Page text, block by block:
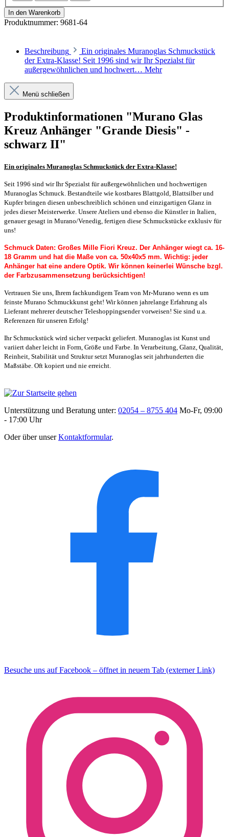
In den Warenkorb
Produktnummer: 9681-64
Beschreibung
Ein originales Muranoglas Schmuckstück
der Extra-Klasse! Seit 1996 sind wir Ihr Spezialst für
außergewöhnlichen und hochwert… Mehr
Menü schließen
Produktinformationen "Murano Glas
Kreuz Anhänger "Grande Diesis" -
schwarz II"
Ein originales Muranoglas Schmuckstück der Extra-Klasse!
Seit 1996 sind wir Ihr Spezialst für außergewöhnlichen und hochwertigen
Muranoglas Schmuck. Bestandteile wie kostbares Blattgold, Blattsilber und
Kupfer bringen diesen unbeschreiblich schönen und einzigartigen Glanz in
jedes dieser Meisterwerke. Unsere Ateliers und ebenso die Künstler in Italien,
genauer gesagt in Murano/Venedig, fertigen diese Schmuckstücke exklusiv für
uns!
Schmuck Daten: Großes Mille Fiori Kreuz. Der Anhänger wiegt ca. 16-
18 Gramm und hat die Maße von ca. 50x40x5 mm. Wichtig: jeder
Anhänger hat eine andere Optik. Wir können keinerlei Wünsche bzgl.
der Farbzusammensetzung berücksichtigen!
Vertrauen Sie uns, Ihrem fachkundigem Team von Mr-Murano wenn es um
feinste Murano Schmuckkunst geht! Wir können jahrelange Erfahrung als
Lieferant mehrerer deutscher Teleshoppingsender vorweisen! Sie sind u.a.
Referenzen für unseren Erfolg!
Ihr Schmuckstück wird sicher verpackt geliefert. Muranoglas ist Kunst und
variiert daher leicht in Form, Größe und Farbe. In Verarbeitung, Glanz, Qualität,
Reinheit, Stabilität und Struktur setzt Muranoglas seit jahrhunderten die
Maßstäbe. Oft kopiert und nie erreicht.
Unterstützung und Beratung unter: 02054 – 8755 404 Mo-Fr, 09:00
- 17:00 Uhr
Oder über unserKontaktformular.
Besuche uns auf Facebook – öffnet in neuem Tab (externer Link)